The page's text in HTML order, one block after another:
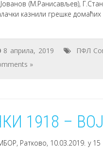
(М.Ранисављев),
казнили грешке
8 априла, 2019 ПФЛ
»
1918 –
Ратково, 10.03.2019. у